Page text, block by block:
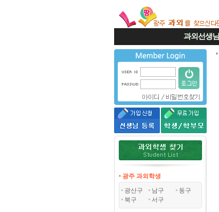
과외선생님
• 광주 과외학생
광산구
남구
동구
북구
서구